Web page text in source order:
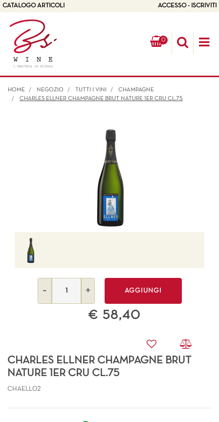
CATALOGO ARTICOLI ACCESSO - ISCRIVITI
0
HOME NEGOZIO TUTTI I VINI
CHAMPAGNE
CHARLES ELLNER CHAMPAGNE BRUT NATURE 1ER CRU CL.75
AGGIUNGI
€ 58,40
CHARLES ELLNER CHAMPAGNE BRUT
NATURE 1ER CRU CL.75
CHAELL02